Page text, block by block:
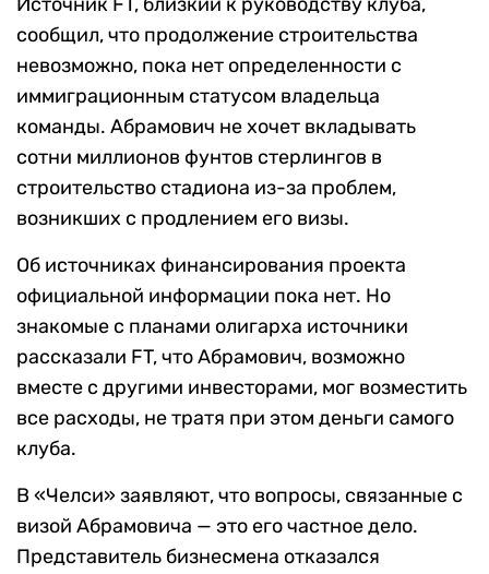
сообщил, что продолжение строительства
невозможно, пока нет определенности с
иммиграционным статусом владельца
команды. Абрамович не хочет вкладывать
сотни миллионов фунтов стерлингов в
строительство стадиона из-за проблем,
возникших с продлением его визы.
Об источниках финансирования проекта
официальной информации пока нет. Но
знакомые с планами олигарха источники
рассказали FT, что Абрамович, возможно
вместе с другими инвесторами, мог возместить
все расходы, не тратя при этом деньги самого
клуба.
В «Челси» заявляют, что вопросы, связанные с
визой Абрамовича — это его частное дело.
Представитель бизнесмена отказался